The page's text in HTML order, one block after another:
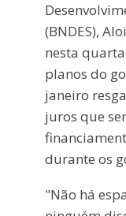
(BNDES),
nesta
planos do
janeiro
juros que
durante os
"Não há